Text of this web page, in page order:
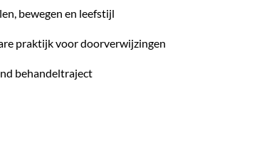
bewegen en leefstijl
praktijk voor doorverwijzingen
behandeltraject